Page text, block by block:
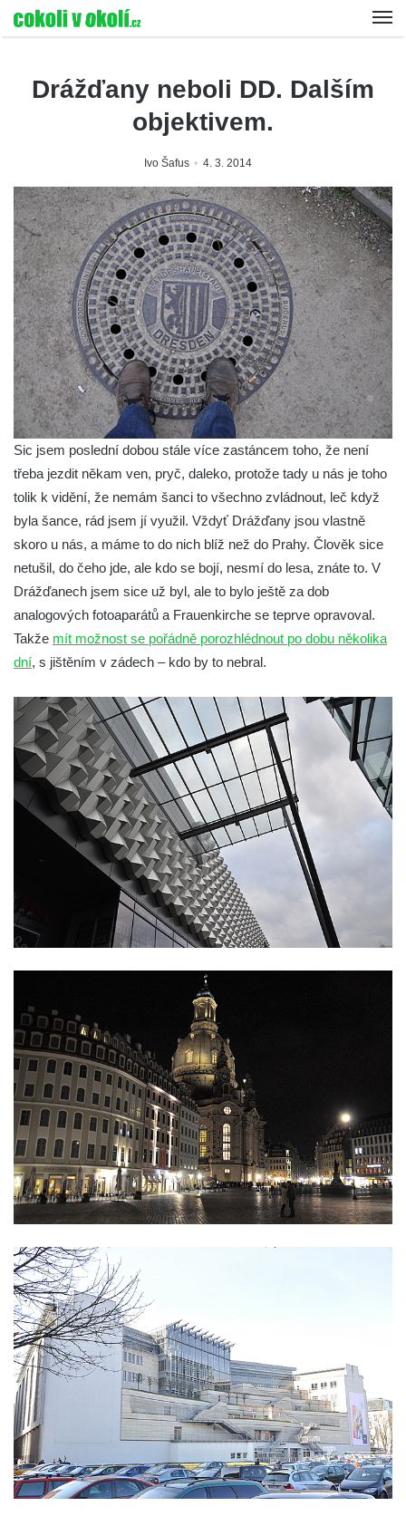
Drážďany neboli DD. Dalším
objektivem.
Ivo Šafus 4. 3. 2014
Sic jsem poslední dobou stále více zastáncem toho, že není
třeba jezdit někam ven, pryč, daleko, protože tady u nás je toho
tolik k vidění, že nemám šanci to všechno zvládnout, leč když
byla šance, rád jsem jí využil. Vždyť Drážďany jsou vlastně
skoro u nás, a máme to do nich blíž než do Prahy. Člověk sice
netušil, do čeho jde, ale kdo se bojí, nesmí do lesa, znáte to. V
Drážďanech jsem sice už byl, ale to bylo ještě za dob
analogových fotoaparátů a Frauenkirche se teprve opravoval.
Takže mít možnost se pořádně porozhlédnout po dobu několika
dní, s jištěním v zádech – kdo by to nebral.